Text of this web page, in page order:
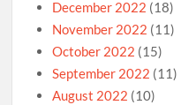
December 2022 (18)
November 2022 (11)
October 2022 (15)
September 2022 (11)
August 2022 (10)